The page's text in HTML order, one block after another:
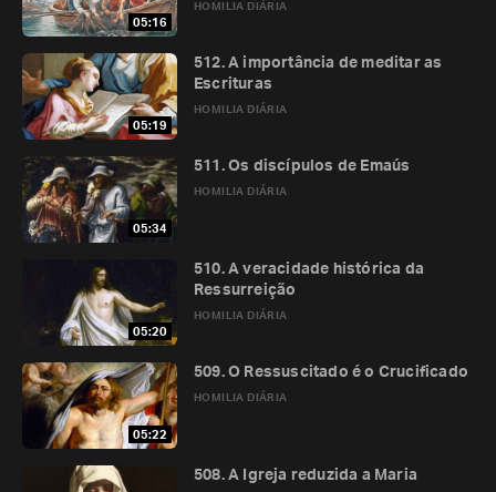
05:16
HOMILIA DIÁRIA
05:19
HOMILIA DIÁRIA
512. A importância de meditar as
Escrituras
05:34
HOMILIA DIÁRIA
511. Os discípulos de Emaús
05:20
HOMILIA DIÁRIA
510. A veracidade histórica da
Ressurreição
05:22
HOMILIA DIÁRIA
509. O Ressuscitado é o Crucificado
508. A Igreja reduzida a Maria